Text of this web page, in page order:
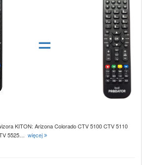
=
KITON: Arizona Colorado CTV 5100 CTV 5110
5525… więcej